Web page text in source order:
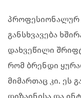
პროფესიონალურ
განსხვავება
დახვეწილი
რომ ბრენდი
მიმართაც კი. ეს